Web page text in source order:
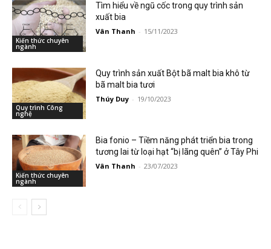
Kiến thức chuyên
ngành
Tìm hiểu về ngũ cốc trong quy trình sản
xuất bia
Vân Thanh - 15/11/2023
Quy trình Công
nghệ
Quy trình sản xuất Bột bã malt bia khô từ
bã malt bia tươi
Thúy Duy - 19/10/2023
Kiến thức chuyên
ngành
Bia fonio – Tiềm năng phát triển bia trong
tương lai từ loại hạt “bị lãng quên” ở Tây Phi
Vân Thanh - 23/07/2023